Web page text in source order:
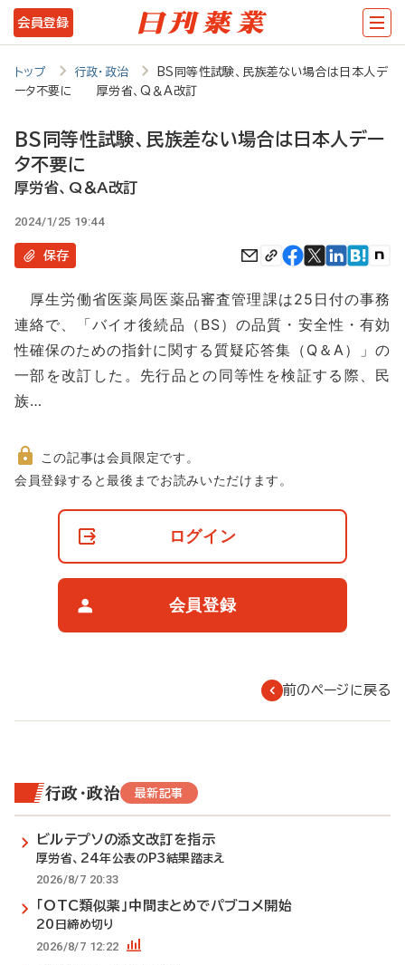
メ
イ
テ
ン
ツ
に
会員登録
トップ 行政・政治
BS同等性試験、民族差ない場合は日本人デ
ータ不要に 厚労省、Q＆A改訂
BS同等性試験、民族差ない場合は日本人デー
タ不要に
厚労省、Q＆A改訂
2024/1/25 19:44
保存
厚生労働省医薬局医薬品審査管理課は25日付の事務
連絡で、「バイオ後続品（BS）の品質・安全性・有効
性確保のための指針に関する質疑応答集（Q＆A）」の
一部を改訂した。先行品との同等性を検証する際、民
族…
非
この記事は会員限定です。
会員登録すると最後までお読みいただけます。
ログイン
会員登録
前のページに戻る
行政・政治 最新記事
ビルテプソの添文改訂を指示
厚労省、24年公表のP3結果踏まえ
2026/8/7 20:33
「OTC類似薬」中間まとめでパブコメ開始
20日締め切り
2026/8/7 12:22